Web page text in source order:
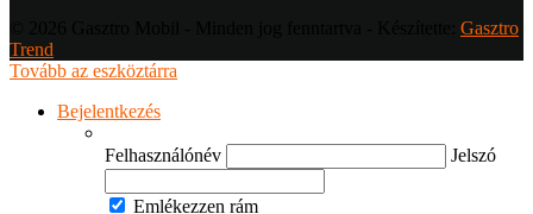
Gasztro
Trend
Tovább az eszköztárra
Bejelentkezés
Felhasználónév Jelszó
Emlékezzen rám